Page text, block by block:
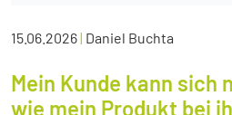
15.06.2026| Daniel Buchta
Mein Kunde kann sich
wie mein Produkt bei